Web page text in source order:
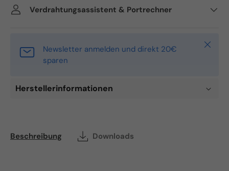
Verdrahtungsassistent & Portrechner
Newsletter anmelden und direkt 20€
sparen
Herstellerinformationen
Beschreibung Downloads